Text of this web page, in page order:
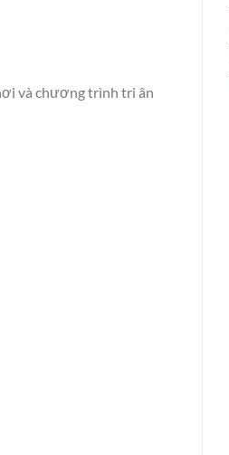
và chương trình tri ân